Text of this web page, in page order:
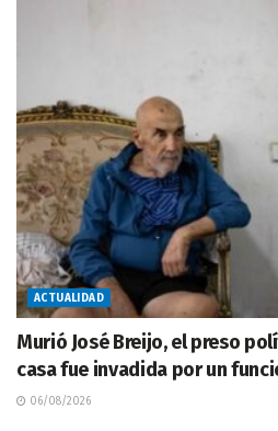
ACTUALIDAD
Murió José Breijo, el preso
casa fue invadida por un
06/08/2026